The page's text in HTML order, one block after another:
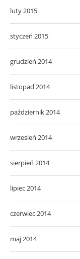
luty 2015
styczeń 2015
grudzień 2014
listopad 2014
październik 2014
wrzesień 2014
sierpień 2014
lipiec 2014
czerwiec 2014
maj 2014